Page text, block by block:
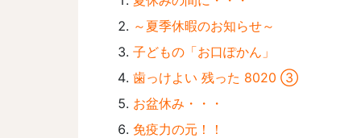
～夏季休暇のお知らせ～
子どもの「お口ぽかん」
歯っけよい 残った 8020 ③
お盆休み・・・
免疫力の元！！